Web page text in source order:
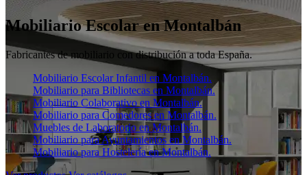
Mobiliario Escolar enMontalbán
Fabricantes de mobiliario con distribución a toda España.
Mobiliario Escolar Infantil en Montalbán.
Mobiliario para Bibliotecas en Montalbán.
Mobiliario Colaborativo en Montalbán.
Mobiliario para Comedores en Montalbán.
Muebles de Laboratorio en Montalbán.
Mobiliario para Ayuntamientos en Montalbán.
Mobiliario para Hostelería en Montalbán.